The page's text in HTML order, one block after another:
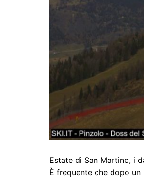
Estate di San Martino, i
È frequente che dopo